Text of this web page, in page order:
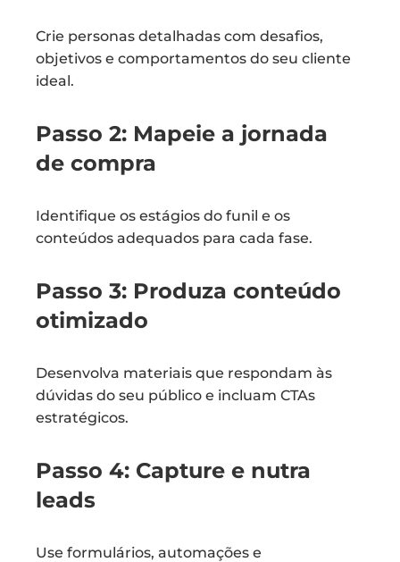
Crie personas detalhadas com desafios,
objetivos e comportamentos do seu cliente
ideal.
Passo 2: Mapeie a jornada
de compra
Identifique os estágios do funil e os
conteúdos adequados para cada fase.
Passo 3: Produza conteúdo
otimizado
Desenvolva materiais que respondam às
dúvidas do seu público e incluam CTAs
estratégicos.
Passo 4: Capture e nutra
leads
Use formulários, automações e